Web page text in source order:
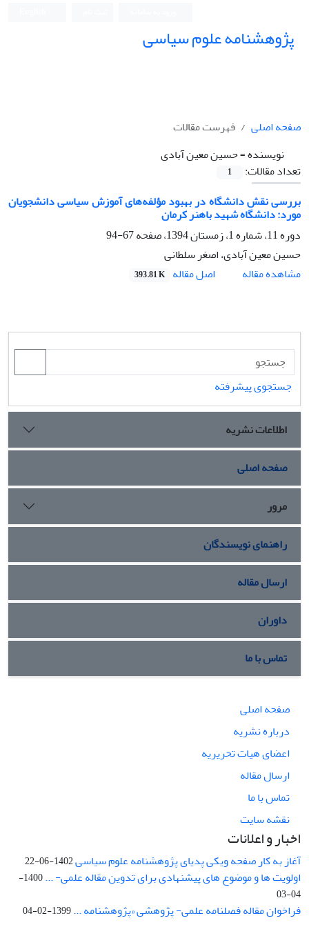
پژوهشنامه علوم سیاسی
صفحه اصلی
فهرست مقالات
نویسنده =حسین معین آبادی
تعداد مقالات:
1
بررسی نقش دانشگاه در بهبود مؤلفه‌های آموزش سیاسی دانشجویان
مورد: دانشگاه شهید باهنر کرمان
دوره 11، شماره 1، زمستان 1394، صفحه
67-94
حسین معین آبادی، اصغر سلطانی
مشاهده مقاله
اصل مقاله 393.81 K
جستجوی پیشرفته
اطلاعات نشریه
صفحه اصلی
مرور
راهنمای نویسندگان
ارسال مقاله
داوران
تماس با ما
صفحه اصلی
درباره نشریه
اعضای هیات تحریریه
ارسال مقاله
تماس با ما
نقشه سایت
اخبار و اعلانات
آغاز به کار صفحه ویکی پدیای پژوهشنامه علوم سیاسی1402-06-22
اولویت ها و موضوع های پیشنهادی برای تدوین مقاله علمی- ...
1400-
04-03
فراخوان مقاله فصلنامه علمی- پژوهشی «پژوهشنامه ...1399-02-04